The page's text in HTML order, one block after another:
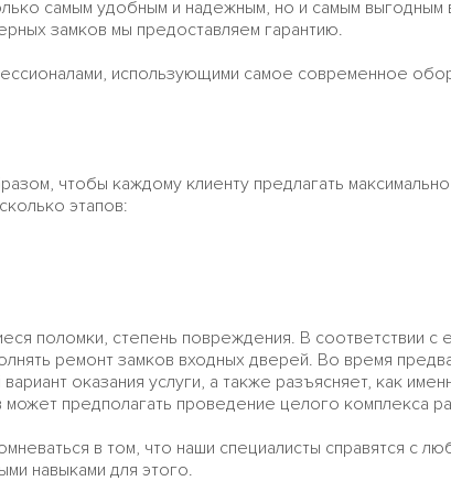
самым удобным и надежным, но и самым выгодным
замков мы предоставляем гарантию.
использующими самое современное
чтобы каждому клиенту предлагать
этапов:
поломки, степень повреждения. В соответствии с
ремонт замков входных дверей. Во время
оказания услуги, а также разъясняет, как
предполагать проведение целого комплекса
в том, что наши специалисты справятся с
навыками для этого.